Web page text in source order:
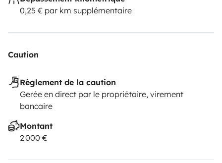
0,25 € par km supplémentaire
Caution
Règlement de la caution
Gerée en direct par le propriétaire, virement
bancaire
Montant
2 000 €